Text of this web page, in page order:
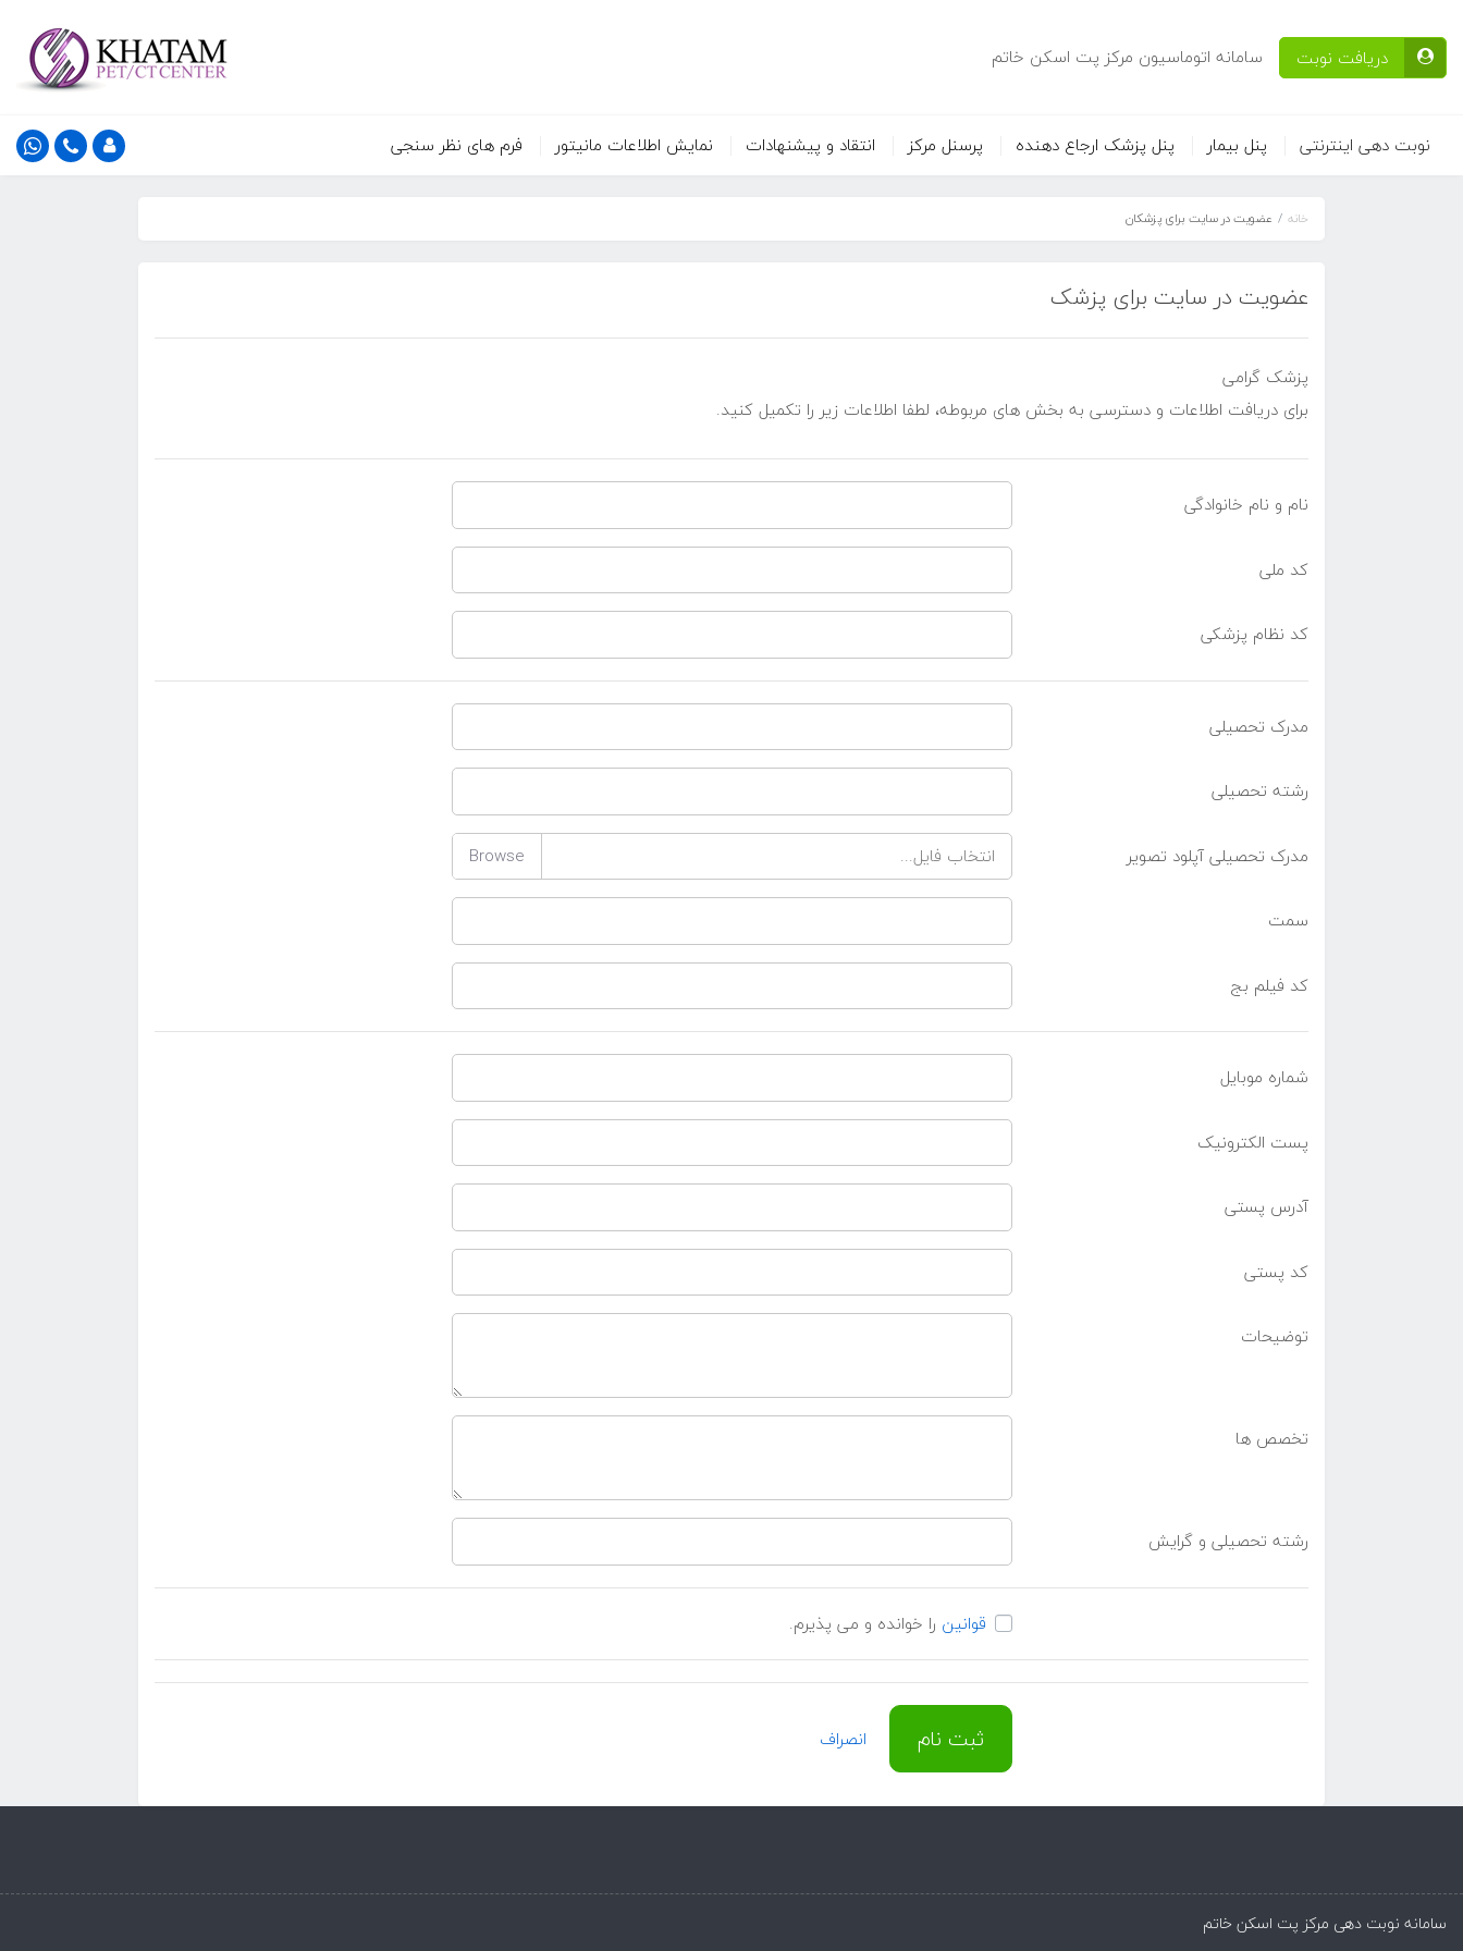
دریافت نوبت سامانه اتوماسیون مرکز پت اسکن خاتم
نوبت دهی اینترنتی پنل بیمار پنل پزشک ارجاع دهنده پرسنل مرکز انتقاد و پیشنهادات نمایش اطلاعات مانیتور فرم های نظر سنجی
خانه عضویت در سایت برای پزشکان
عضویت در سایت برای پزشک
پزشک گرامی
برای دریافت اطلاعات و دسترسی به بخش های مربوطه، لطفا اطلاعات زیر را تکمیل کنید.
نام و نام خانوادگی
کد ملی
کد نظام پزشکی
مدرک تحصیلی
رشته تحصیلی
مدرک تحصیلی آپلود تصویر انتخاب فایل...
سمت
کد فیلم بج
شماره موبایل
پست الکترونیک
آدرس پستی
کد پستی
توضیحات
تخصص ها
رشته تحصیلی و گرایش
قوانین را خوانده و می پذیرم.
ثبت نام انصراف
سامانه نوبت دهی مرکز پت اسکن خاتم